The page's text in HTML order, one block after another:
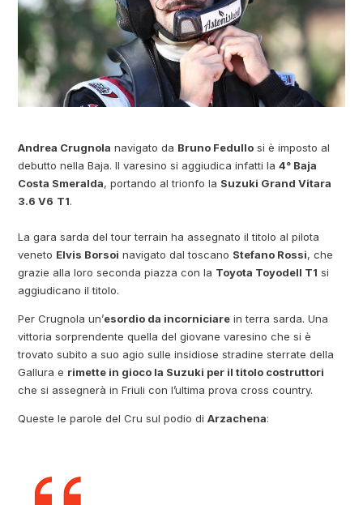
Andrea Crugnola navigato da Bruno Fedullo si è imposto al
debutto nella Baja. Il varesino si aggiudica infatti la4° Baja
Costa Smeralda, portando al trionfo la Suzuki Grand Vitara
3.6 V6 T1.
La gara sarda del tour terrain ha assegnato il titolo al pilota
veneto Elvis Borsoi navigato dal toscano Stefano Rossi, che
grazie alla loro seconda piazza con la Toyota Toyodell T1 si
aggiudicano il titolo.
Per Crugnola un’esordio da incorniciare in terra sarda. Una
vittoria sorprendente quella del giovane varesino che si è
trovato subito a suo agio sulle insidiose stradine sterrate della
Gallura e rimette in gioco la Suzuki per il titolo costruttori
che si assegnerà in Friuli con l’ultima prova cross country.
Queste le parole del Cru sul podio diArzachena: